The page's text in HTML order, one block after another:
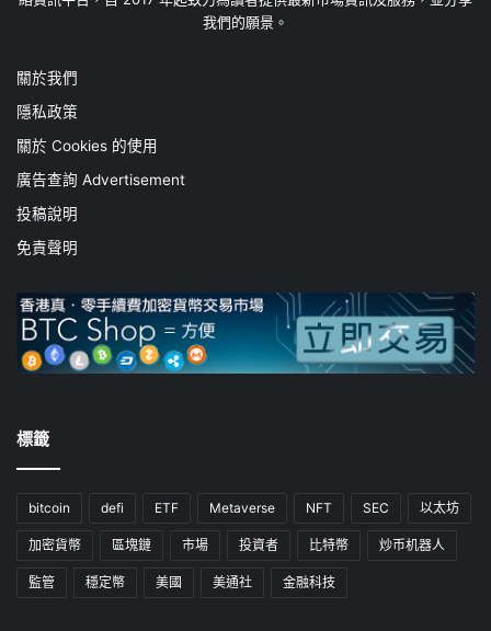
我們的願景。
關於我們
隱私政策
關於 Cookies 的使用
廣告查詢 Advertisement
投稿說明
免責聲明
標籤
bitcoin defi ETF Metaverse NFT SEC 以太坊
加密貨幣 區塊鏈 市場 投資者 比特幣 炒币机器人
監管 穩定幣 美國 美通社 金融科技